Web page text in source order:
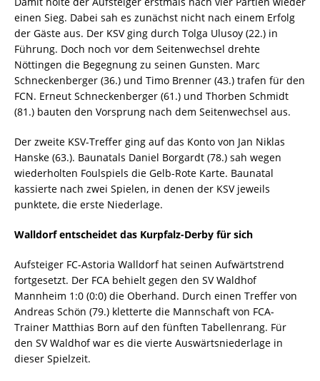
einen Sieg. Dabei sah es zunächst nicht nach einem Erfolg
der Gäste aus. Der KSV ging durch Tolga Ulusoy (22.) in
Führung. Doch noch vor dem Seitenwechsel drehte
Nöttingen die Begegnung zu seinen Gunsten. Marc
Schneckenberger (36.) und Timo Brenner (43.) trafen für den
FCN. Erneut Schneckenberger (61.) und Thorben Schmidt
(81.) bauten den Vorsprung nach dem Seitenwechsel aus.
Der zweite KSV-Treffer ging auf das Konto von Jan Niklas
Hanske (63.). Baunatals Daniel Borgardt (78.) sah wegen
wiederholten Foulspiels die Gelb-Rote Karte. Baunatal
kassierte nach zwei Spielen, in denen der KSV jeweils
punktete, die erste Niederlage.
Walldorf entscheidet das Kurpfalz-Derby für sich
Aufsteiger FC-Astoria Walldorf hat seinen Aufwärtstrend
fortgesetzt. Der FCA behielt gegen den SV Waldhof
Mannheim 1:0 (0:0) die Oberhand. Durch einen Treffer von
Andreas Schön (79.) kletterte die Mannschaft von FCA-
Trainer Matthias Born auf den fünften Tabellenrang. Für
den SV Waldhof war es die vierte Auswärtsniederlage in
dieser Spielzeit.